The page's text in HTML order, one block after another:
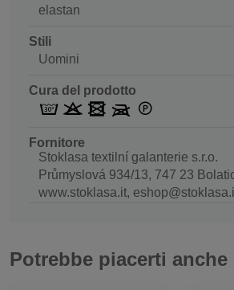
elastan
Stili
Uomini
Cura del prodotto
Fornitore
Stoklasa textilní galanterie s.r.o.
Průmyslová 934/13, 747 23
www.stoklasa.it,
Potrebbe piacerti anche